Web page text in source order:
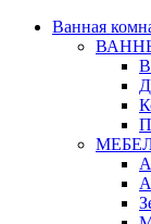
Ванная